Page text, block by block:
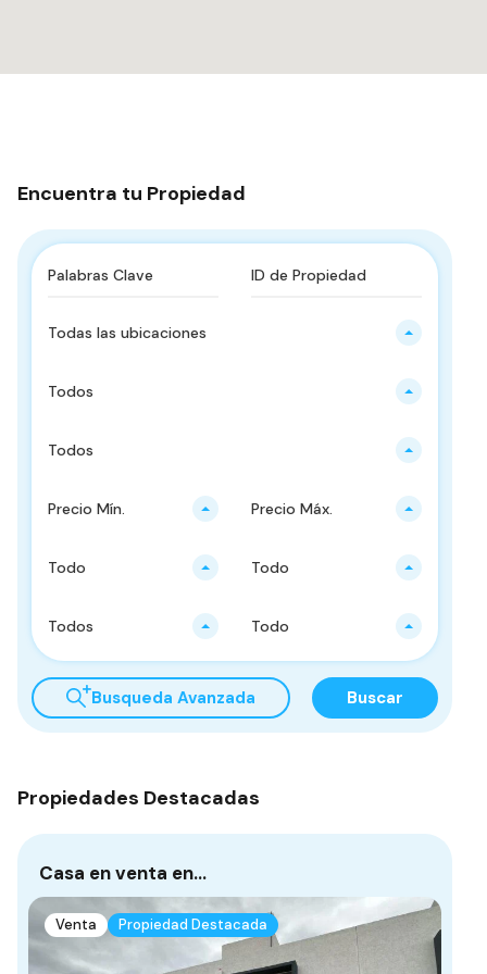
Encuentra tu Propiedad
Todas las ubicaciones
Todos
Todos
Precio Mín. Precio Máx.
Todo Todo
Todos Todo
Busqueda Avanzada Buscar
Propiedades Destacadas
Casa en venta en…
Venta Propiedad Destacada